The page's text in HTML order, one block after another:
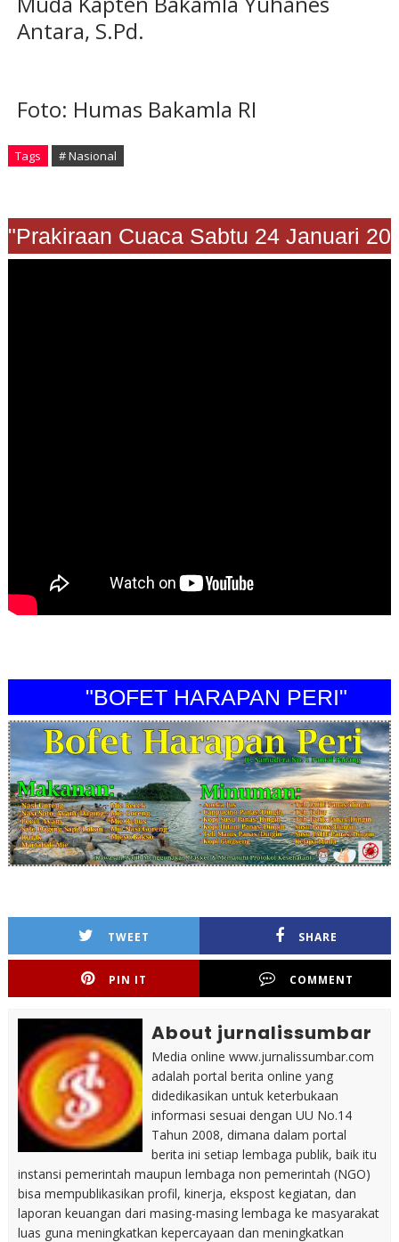
Antara, S.Pd.
Foto: Humas Bakamla RI
Tags # Nasional
Cuaca Sabtu 24 Januari
"BOFET HARAPAN PERI"
TWEET SHARE
PIN IT COMMENT
About jurnalissumbar
Media online www.jurnalissumbar.com
adalah portal berita online yang
didedikasikan untuk keterbukaan
informasi sesuai dengan UU No.14
Tahun 2008, dimana dalam portal
berita ini setiap lembaga publik, baik itu
instansi pemerintah maupun lembaga non pemerintah (NGO)
bisa mempublikasikan profil, kinerja, ekspost kegiatan, dan
laporan keuangan dari masing-masing lembaga ke masyarakat
luas guna meningkatkan kepercayaan dan meningkatkan